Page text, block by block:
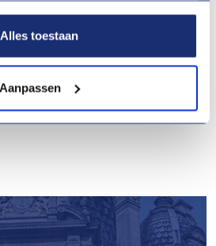
Alles toestaan
Aanpassente huur in Deurne!